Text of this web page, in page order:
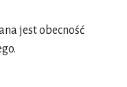
jest obecność